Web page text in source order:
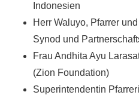
Indonesien
Herr Waluyo, Pfarrer
Synod und
Frau Andhita Ayu
(Zion Foundation)
Superintendentin